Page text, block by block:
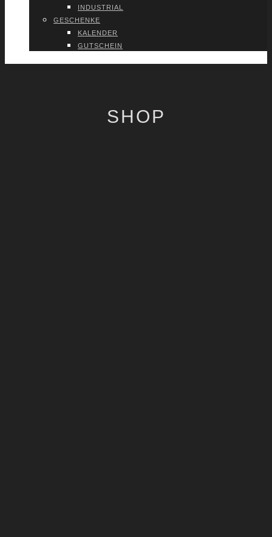
INDUS­TRI­AL
GESCHEN­KE
KALEN­DER
GUT­SCHEIN
SHOP